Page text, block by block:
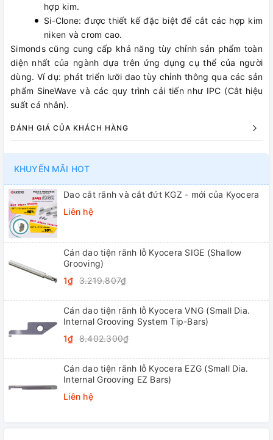
hợp kim.
Si-Clone: ​​được thiết kế đặc biệt để cắt các hợp kim
niken và crom cao.
Simonds cũng cung cấp khả năng tùy chỉnh sản phẩm toàn
diện nhất của ngành dựa trên ứng dụng cụ thể của người
dùng. Ví dụ: phát triển lưỡi dao tùy chỉnh thông qua các sản
phẩm SineWave và các quy trình cải tiến như IPC (Cắt hiệu
suất cá nhân).
ĐÁNH GIÁ CỦA KHÁCH HÀNG
KHUYẾN MÃI HOT
Dao cắt rãnh và cắt đứt KGZ - mới của Kyocera
Liên hệ
Cán dao tiện rãnh lỗ Kyocera SIGE (Shallow
Grooving)
1₫ 3.219.807₫
Cán dao tiện rãnh lỗ Kyocera VNG (Small Dia.
Internal Grooving System Tip-Bars)
1₫ 8.402.300₫
Cán dao tiện rãnh lỗ Kyocera EZG (Small Dia.
Internal Grooving EZ Bars)
Liên hệ